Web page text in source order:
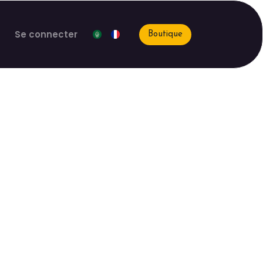
Se connecter Boutique